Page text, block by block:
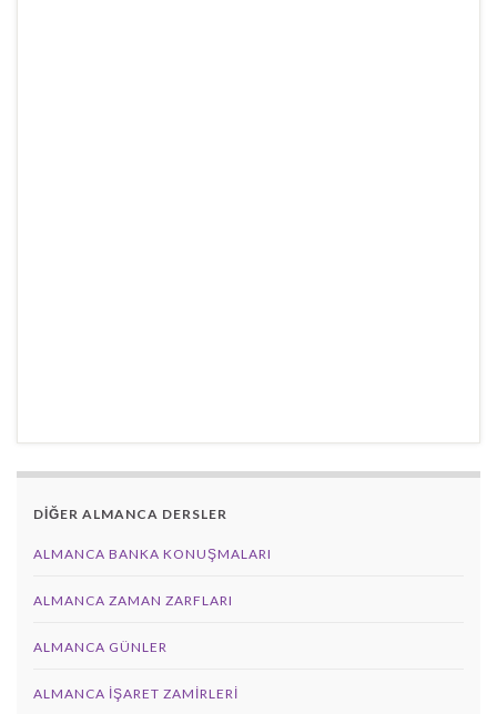
DİĞER ALMANCA DERSLER
ALMANCA BANKA KONUŞMALARI
ALMANCA ZAMAN ZARFLARI
ALMANCA GÜNLER
ALMANCA İŞARET ZAMIRLERI